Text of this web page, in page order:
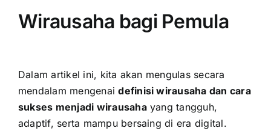
Wirausaha bagi Pemula
Dalam artikel ini, kita akan mengulas secara
mendalam mengenaidefinisi wirausaha dan cara
sukses menjadi wirausahayang tangguh,
adaptif, serta mampu bersaing di era digital.